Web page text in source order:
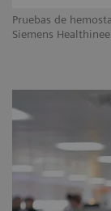
Pruebas de
Siemens